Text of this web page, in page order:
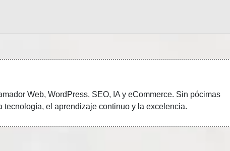
Web, WordPress, SEO, IA y eCommerce. Sin pócimas
tecnología, el aprendizaje continuo y la excelencia.